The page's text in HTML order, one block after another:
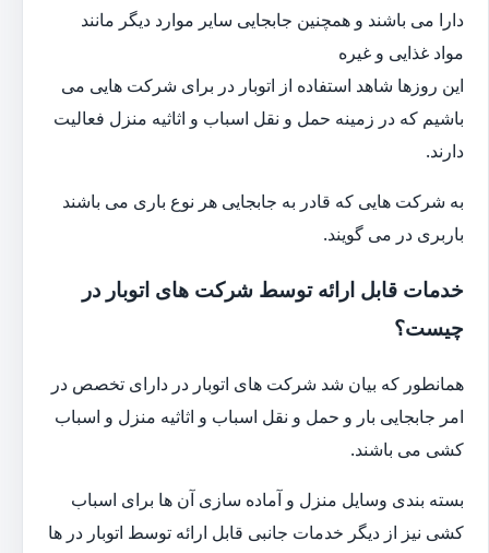
دارا می باشند و همچنین جابجایی سایر موارد دیگر مانند
مواد غذایی و غیره
این روزها شاهد استفاده از اتوبار در برای شرکت هایی می
باشیم که در زمینه حمل و نقل اسباب و اثاثیه منزل فعالیت
دارند.
به شرکت هایی که قادر به جابجایی هر نوع باری می باشند
باربری در می گویند.
خدمات قابل ارائه توسط شرکت های اتوبار در
چیست؟
همانطور که بیان شد شرکت های اتوبار در دارای تخصص در
امر جابجایی بار و حمل و نقل اسباب و اثاثیه منزل و اسباب
کشی می باشند.
بسته بندی وسایل منزل و آماده سازی آن ها برای اسباب
کشی نیز از دیگر خدمات جانبی قابل ارائه توسط اتوبار در ها